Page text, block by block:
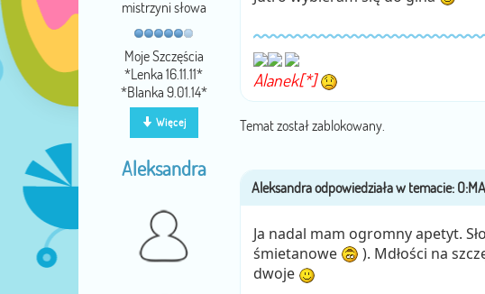
mistrzyni słowa
Moje Szczęścia
*Lenka 16.11.11*
*Blanka 9.01.14*
Więcej
Alanek[*]
Temat został zablokowany.
Aleksandra
Ja nadal mam ogromny apetyt.
śmietanowe
). Mdłości na
dwoje